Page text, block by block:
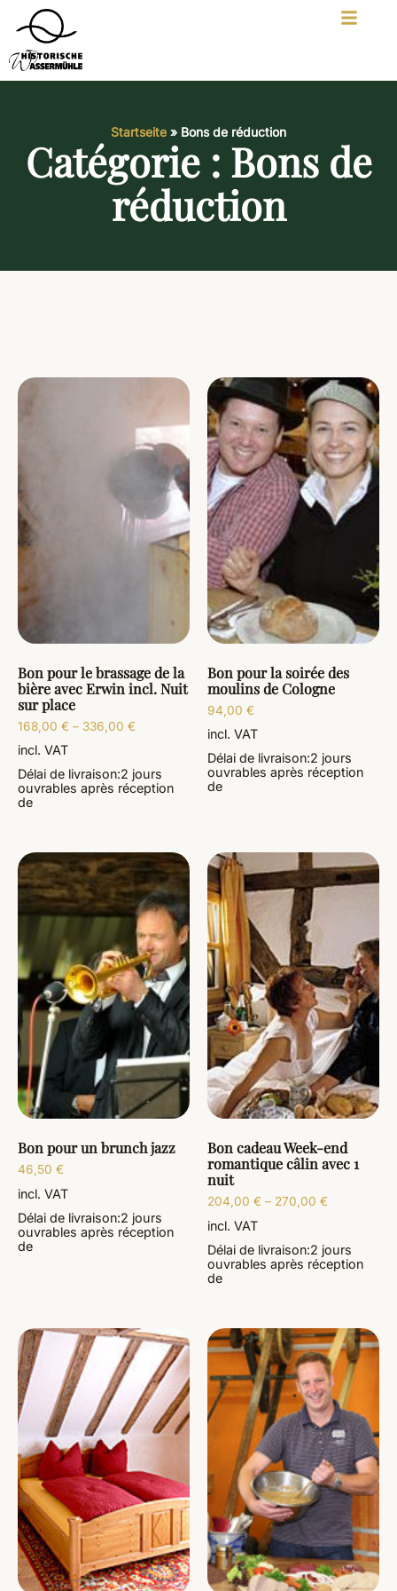
Startseite » Bons de réduction
Catégorie : Bons de
réduction
Bon pour le brassage de la
bière avec Erwin incl. Nuit
sur place
168,00 € – 336,00 €
incl. VAT
Délai de livraison:2 jours
ouvrables après réception
de
Bon pour la soirée des
moulins de Cologne
94,00 €
incl. VAT
Délai de livraison:2 jours
ouvrables après réception
de
Bon pour un brunch jazz
46,50 €
incl. VAT
Délai de livraison:2 jours
ouvrables après réception
de
Bon cadeau Week-end
romantique câlin avec 1
nuit
204,00 € – 270,00 €
incl. VAT
Délai de livraison:2 jours
ouvrables après réception
de